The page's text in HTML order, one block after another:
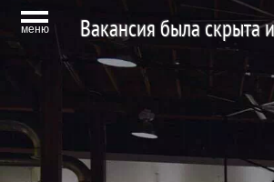
меню Вакансия была скрыта